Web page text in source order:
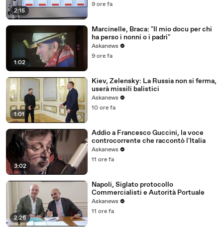
2:15
9 ore fa
1:02
Marcinelle, Braca: "Il mio docu per chi
ha perso i nonni o i padri"
Askanews
9 ore fa
1:01
Kiev, Zelensky: La Russia non si ferma,
userà missili balistici
Askanews
10 ore fa
3:02
Addio a Francesco Guccini, la voce
controcorrente che raccontò l'Italia
Askanews
11 ore fa
2:26
Napoli, Siglato protocollo
Commercialisti e Autorità Portuale
Askanews
11 ore fa